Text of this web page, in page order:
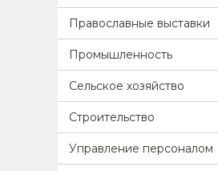
Православные выставки
Промышленность
Сельское хозяйство
Строительство
Управление персоналом